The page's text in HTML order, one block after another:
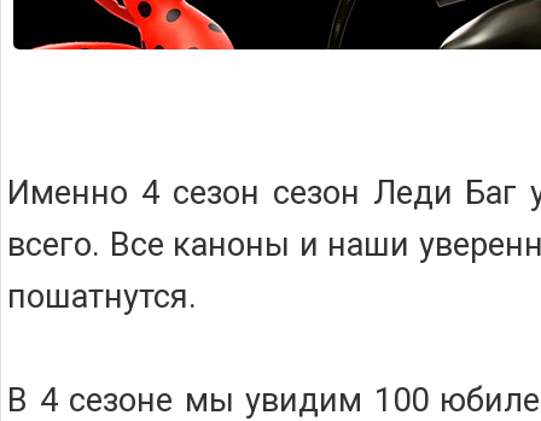
Именно 4 сезон сезон Леди Баг
всего. Все каноны и наши
пошатнутся.
В 4 сезоне мы увидим 100